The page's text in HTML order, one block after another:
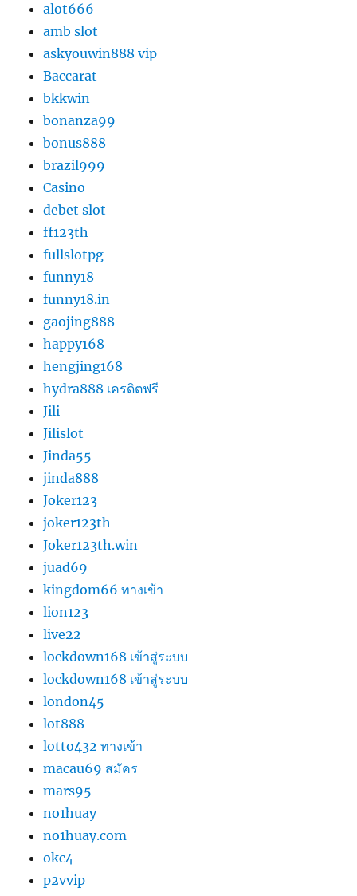
alot666
amb slot
askyouwin888 vip
Baccarat
bkkwin
bonanza99
bonus888
brazil999
Casino
debet slot
ff123th
fullslotpg
funny18
funny18.in
gaojing888
happy168
hengjing168
hydra888 เครดิตฟรี
Jili
Jilislot
Jinda55
jinda888
Joker123
joker123th
Joker123th.win
juad69
kingdom66 ทางเข้า
lion123
live22
lockdown168 เข้าสู่ระบบ
lockdown168 เข้าสู่ระบบ
london45
lot888
lotto432 ทางเข้า
macau69 สมัคร
mars95
no1huay
no1huay.com
okc4
p2vvip